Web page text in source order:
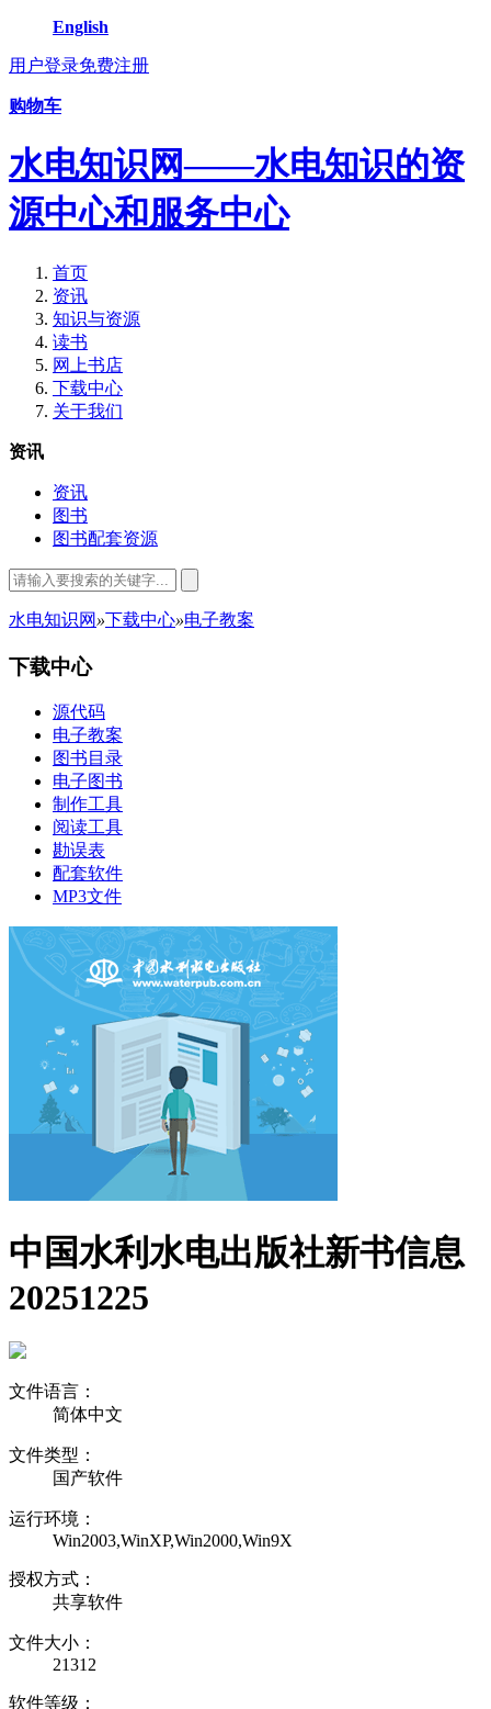
English
用户登录免费注册
购物车
水电知识网——水电知识的资
源中心和服务中心
首页
资讯
知识与资源
读书
网上书店
下载中心
关于我们
资讯
资讯
图书
图书配套资源
水电知识网 »下载中心»电子教案
下载中心
源代码
电子教案
图书目录
电子图书
制作工具
阅读工具
勘误表
配套软件
MP3文件
中国水利水电出版社新书信息
20251225
文件语言：
简体中文
文件类型：
国产软件
运行环境：
Win2003,WinXP,Win2000,Win9X
授权方式：
共享软件
文件大小：
21312
软件等级：